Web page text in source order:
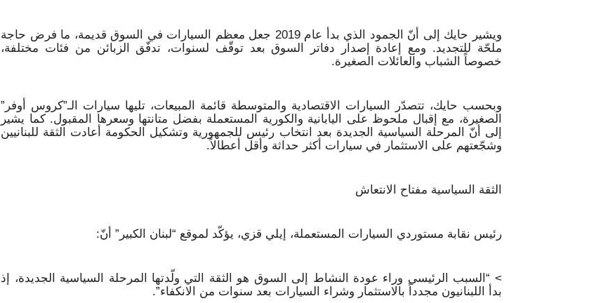
ويشير حايك إلى أنّ الجمود الذي بدأ عام 2019 جعل معظم السيارات في السوق قديمة، ما فرض حاجة
ملحّة للتجديد. ومع إعادة إصدار دفاتر السوق بعد توقّف لسنوات، تدفّق الزبائن من فئات مختلفة،
خصوصاً الشباب والعائلات الصغيرة.
وبحسب حايك، تتصدّر السيارات الاقتصادية والمتوسطة قائمة المبيعات، تليها سيارات الـ”كروس أوفر”
الصغيرة، مع إقبال ملحوظ على اليابانية والكورية المستعملة بفضل متانتها وسعرها المقبول. كما يشير
إلى أنّ المرحلة السياسية الجديدة بعد انتخاب رئيس للجمهورية وتشكيل الحكومة أعادت الثقة للبنانيين
وشجّعتهم على الاستثمار في سيارات أكثر حداثة وأقل أعطالاً.
الثقة السياسية مفتاح الانتعاش
رئيس نقابة مستوردي السيارات المستعملة، إيلي قزي، يؤكّد لموقع “لبنان الكبير” أنّ:
> “السبب الرئيسي وراء عودة النشاط إلى السوق هو الثقة التي ولّدتها المرحلة السياسية الجديدة، إذ
بدأ اللبنانيون مجدداً بالاستثمار وشراء السيارات بعد سنوات من الانكفاء”.